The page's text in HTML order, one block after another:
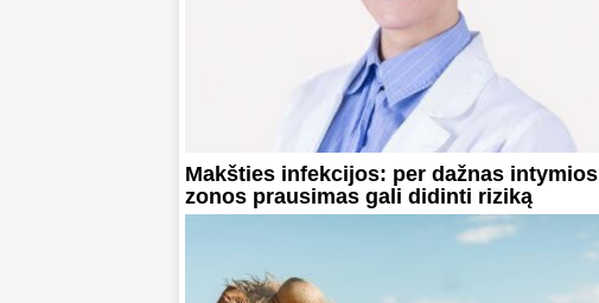
Makšties infekcijos: per dažnas intymios
zonos prausimas gali didinti riziką